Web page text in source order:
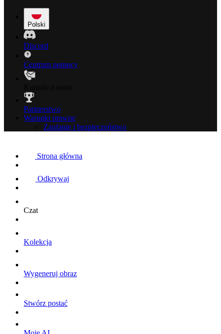
Polski
Discord
Centrum pomocy
Partnerstwo
Warunki prawne
Zaufanie i bezpieczeństwo
Strona główna
Odkrywaj
Czat
Kolekcja
Wygeneruj obraz
Stwórz postać